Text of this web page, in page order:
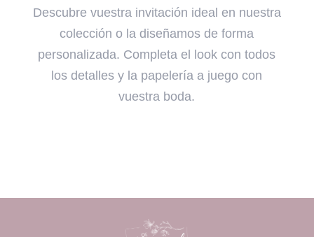
Descubre vuestra invitación ideal en nuestra
colección o la diseñamos de forma
personalizada. Completa el look con todos
los detalles y la papelería a juego con
vuestra boda.